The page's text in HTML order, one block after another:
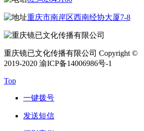
重庆市南岸区西南经协大厦7-8
重庆镜已文化传播有限公司 Copyright ©
2019-2020 渝ICP备14006986号-1
Top
一键拨号
发送短信